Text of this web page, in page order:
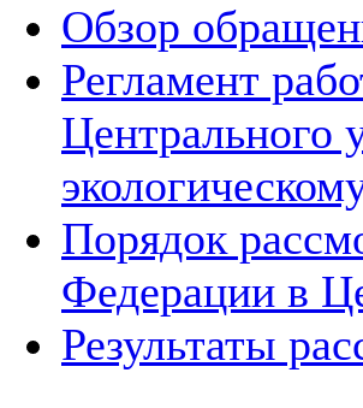
Обзор
Регламент
Центрального
Порядок
Федерации в
Результаты